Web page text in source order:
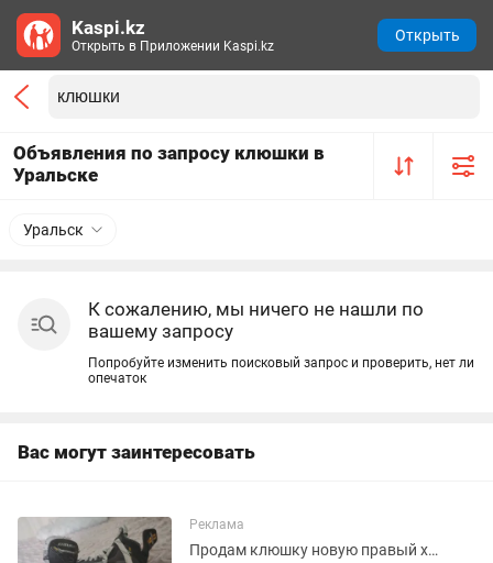
Объявления по запросу клюшки в
Уральске
Уральск
К сожалению, мы ничего не нашли по
вашему запросу
Попробуйте изменить поисковый запрос и проверить, нет ли
опечаток
Вас могут заинтересовать
Реклама
Продам клюшку новую правый хват, коньки и баул б/у
Kaspi.kz
Открыть в Приложении Kaspi.kz
Открыть